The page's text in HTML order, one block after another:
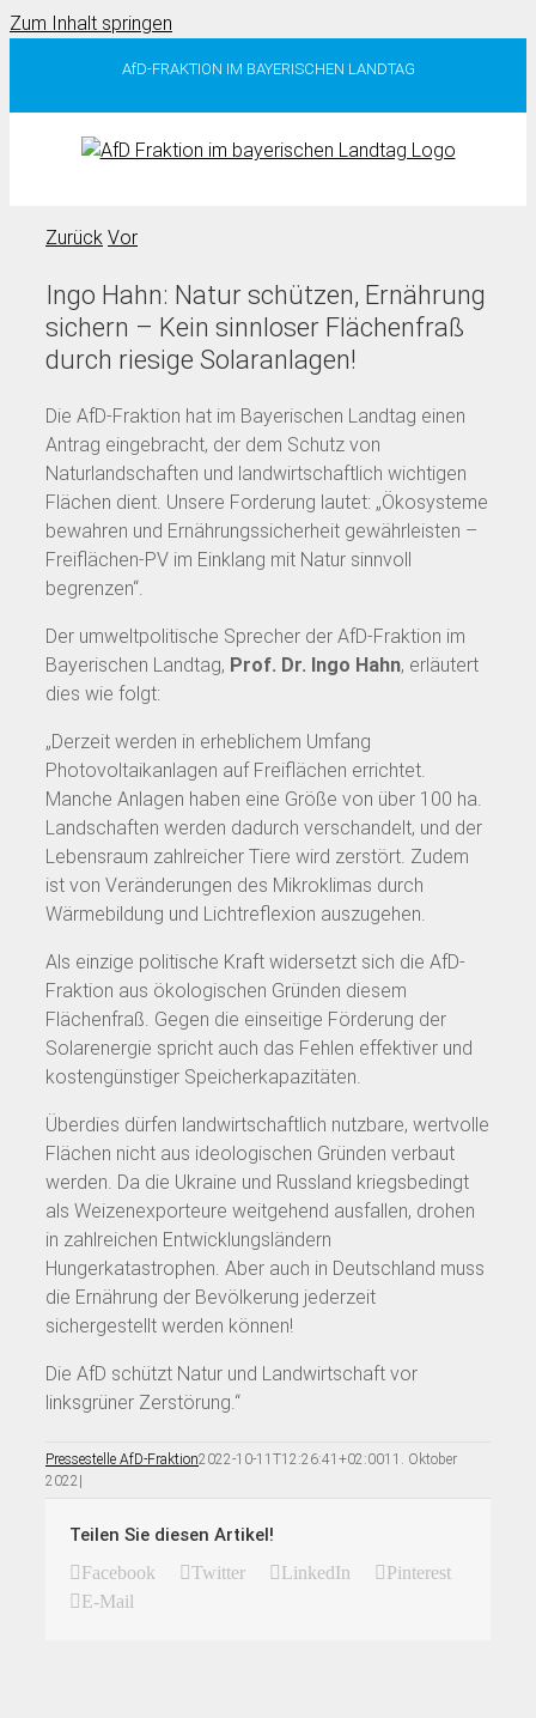
Zum Inhalt springen
AfD-FRAKTION IM BAYERISCHEN LANDTAG
Zurück Vor
Ingo Hahn: Natur schützen, Ernährung
sichern – Kein sinnloser Flächenfraß
durch riesige Solaranlagen!
Die AfD-Fraktion hat im Bayerischen Landtag einen
Antrag eingebracht, der dem Schutz von
Naturlandschaften und landwirtschaftlich wichtigen
Flächen dient. Unsere Forderung lautet: „Ökosysteme
bewahren und Ernährungssicherheit gewährleisten –
Freiflächen-PV im Einklang mit Natur sinnvoll
begrenzen“.
Der umweltpolitische Sprecher der AfD-Fraktion im
Bayerischen Landtag, Prof. Dr. Ingo Hahn, erläutert
dies wie folgt:
„Derzeit werden in erheblichem Umfang
Photovoltaikanlagen auf Freiflächen errichtet.
Manche Anlagen haben eine Größe von über 100 ha.
Landschaften werden dadurch verschandelt, und der
Lebensraum zahlreicher Tiere wird zerstört. Zudem
ist von Veränderungen des Mikroklimas durch
Wärmebildung und Lichtreflexion auszugehen.
Als einzige politische Kraft widersetzt sich die AfD-
Fraktion aus ökologischen Gründen diesem
Flächenfraß. Gegen die einseitige Förderung der
Solarenergie spricht auch das Fehlen effektiver und
kostengünstiger Speicherkapazitäten.
Überdies dürfen landwirtschaftlich nutzbare, wertvolle
Flächen nicht aus ideologischen Gründen verbaut
werden. Da die Ukraine und Russland kriegsbedingt
als Weizenexporteure weitgehend ausfallen, drohen
in zahlreichen Entwicklungsländern
Hungerkatastrophen. Aber auch in Deutschland muss
die Ernährung der Bevölkerung jederzeit
sichergestellt werden können!
Die AfD schützt Natur und Landwirtschaft vor
linksgrüner Zerstörung.“
Pressestelle AfD-Fraktion2022-10-11T12:26:41+02:0011. Oktober
2022 |
Teilen Sie diesen Artikel!
Facebook Twitter LinkedIn
Pinterest
E-Mail